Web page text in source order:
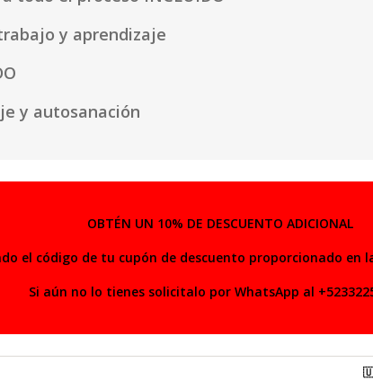
y aprendizaje
y autosanación
OBTÉN UN 10% DE DESCUENTO ADICIONAL
el código de tu cupón de descuento proporcionado en
Si aún no lo tienes solicitalo por WhatsApp al